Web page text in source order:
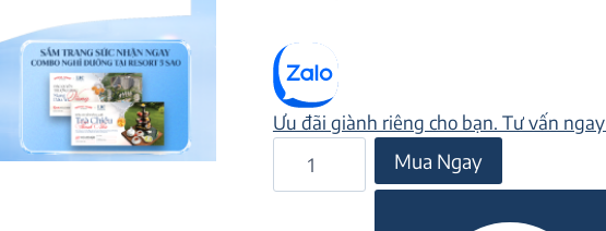
Ưu đãi giành riêng cho bạn. Tư vấn ngay
Mua Ngay